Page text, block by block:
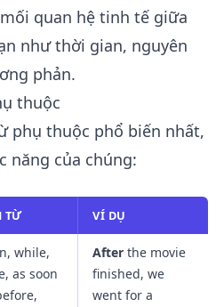
quan hệ tinh tế giữa
như thời gian, nguyên
phản.
thuộc
phụ thuộc phổ biến nhất,
năng của chúng:
TỪ VÍ DỤ
while,
as soon
After the movie
finished, we
went for a